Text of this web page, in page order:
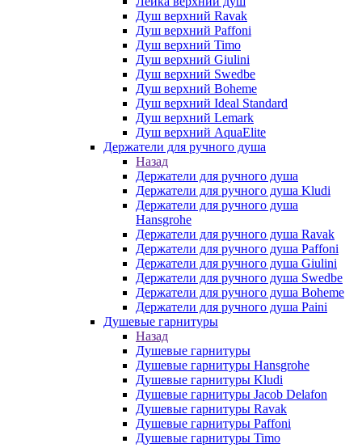
Душ верхний Ravak
Душ верхний Paffoni
Душ верхний Timo
Душ верхний Giulini
Душ верхний Swedbe
Душ верхний Boheme
Душ верхний Ideal Standard
Душ верхний Lemark
Душ верхний AquaElite
Держатели для ручного душа
Назад
Держатели для ручного душа
Держатели для ручного душа Kludi
Держатели для ручного душа
Hansgrohe
Держатели для ручного душа Ravak
Держатели для ручного душа Paffoni
Держатели для ручного душа Giulini
Держатели для ручного душа Swedbe
Держатели для ручного душа Boheme
Держатели для ручного душа Paini
Душевые гарнитуры
Назад
Душевые гарнитуры
Душевые гарнитуры Hansgrohe
Душевые гарнитуры Kludi
Душевые гарнитуры Jacob Delafon
Душевые гарнитуры Ravak
Душевые гарнитуры Paffoni
Душевые гарнитуры Timo